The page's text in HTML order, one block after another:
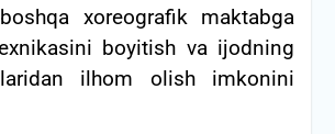
xoreografik maktabga
boyitish va ijodning
ilhom olish imkonini